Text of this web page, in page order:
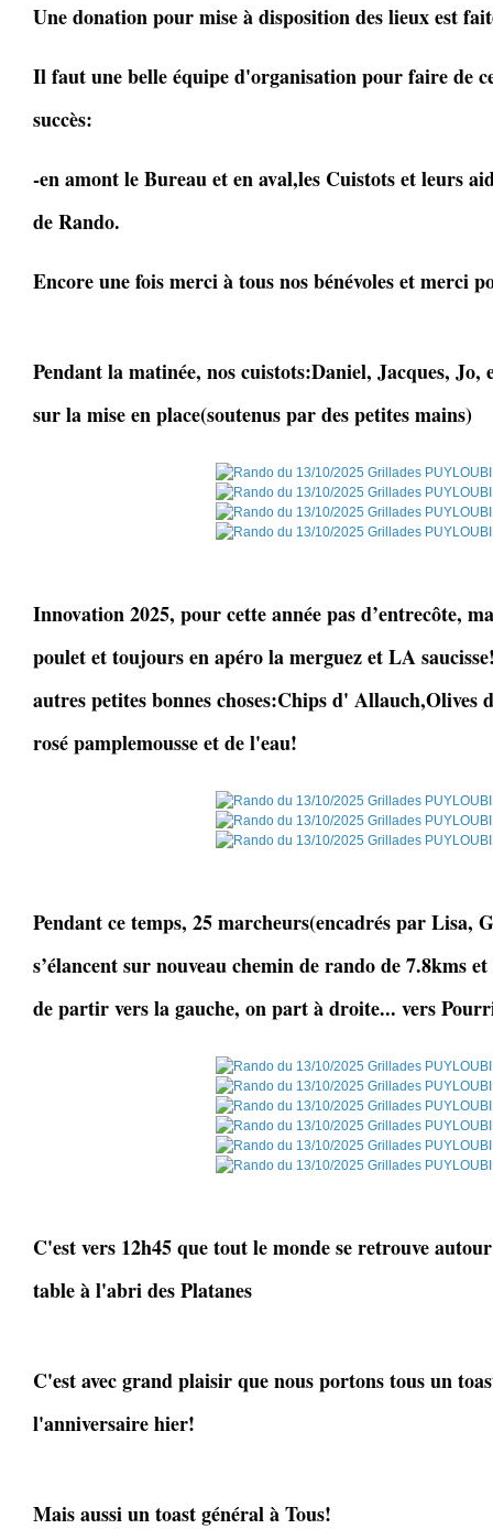
Une donation pour mise à disposition des lieux est
Il faut une belle équipe d'organisation pour faire de
succès:
-en amont le Bureau et en aval,les Cuistots et leurs
de Rando.
Encore une fois merci à tous nos bénévoles et merci
Pendant la matinée, nos cuistots:Daniel, Jacques,
sur la mise en place(soutenus par des petites mains)
Innovation 2025, pour cette année pas d’entrecôte,
poulet et toujours en apéro la merguez et LA
autres petites bonnes choses:Chips d' Allauch,Olives
rosé pamplemousse et de l'eau!
Pendant ce temps, 25 marcheurs(encadrés par Lisa,
s’élancent sur nouveau chemin de rando de 7.8kms
de partir vers la gauche, on part à droite... vers
C'est vers 12h45 que tout le monde se retrouve
table à l'abri des Platanes
C'est avec grand plaisir que nous portons tous un
l'anniversaire hier!
Mais aussi un toast général à Tous!